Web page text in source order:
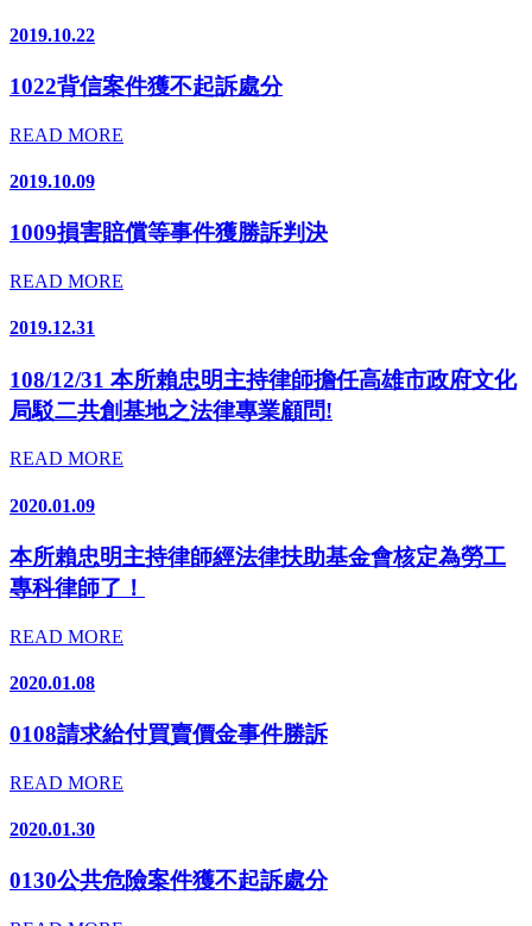
2019.10.22
1022背信案件獲不起訴處分
READ MORE
2019.10.09
1009損害賠償等事件獲勝訴判決
READ MORE
2019.12.31
108/12/31 本所賴忠明主持律師擔任高雄市政府文化
局駁二共創基地之法律專業顧問!
READ MORE
2020.01.09
本所賴忠明主持律師經法律扶助基金會核定為勞工
專科律師了！
READ MORE
2020.01.08
0108請求給付買賣價金事件勝訴
READ MORE
2020.01.30
0130公共危險案件獲不起訴處分